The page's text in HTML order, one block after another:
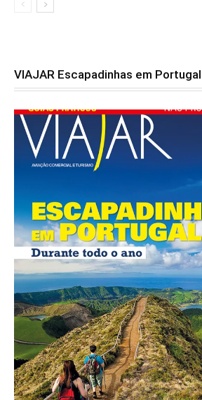
VIAJAR Escapadinhas em Portugal